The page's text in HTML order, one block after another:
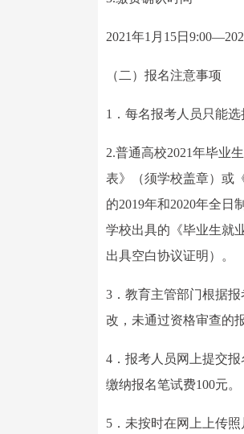
2021年1月15日
（二）报名注意事项
1．每名报考人员只能
2.普通高校2021年毕业
表》（须学校盖章）或
的2019年和2020年全日
学校出具的《毕业生就
出具空白协议证明）。
3．教育主管部门根据
改，未通过资格审查的
4．报考人员网上提交
缴纳报名笔试费100元。
5．未按时在网上上传